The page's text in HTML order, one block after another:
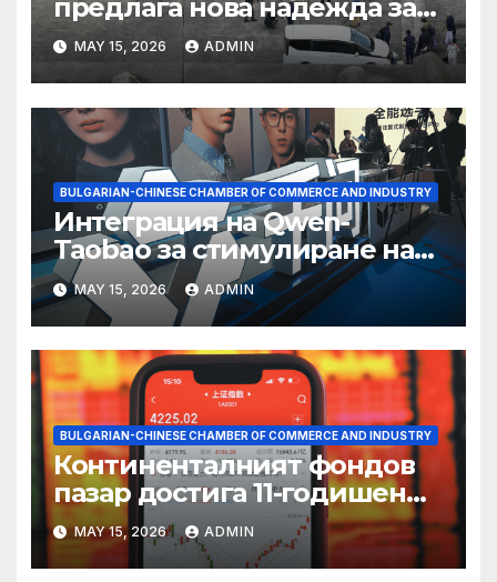
предлага нова надежда за
съхранение на водород
MAY 15, 2026 ADMIN
BULGARIAN-CHINESE CHAMBER OF COMMERCE AND INDUSTRY
Интеграция на Qwen-
Taobao за стимулиране на
пазаруването 618
MAY 15, 2026 ADMIN
BULGARIAN-CHINESE CHAMBER OF COMMERCE AND INDUSTRY
Континенталният фондов
пазар достига 11-годишен
връх
MAY 15, 2026 ADMIN